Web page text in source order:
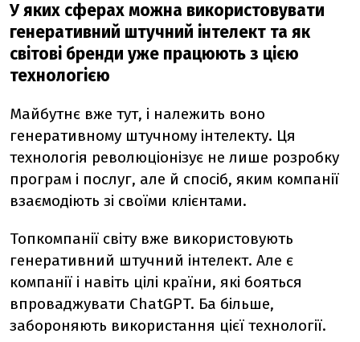
У яких сферах можна використовувати
генеративний штучний інтелект та як
світові бренди уже працюють з цією
технологією
Майбутнє вже тут, і належить воно
генеративному штучному інтелекту. Ця
технологія революціонізує не лише розробку
програм і послуг, але й спосіб, яким компанії
взаємодіють зі своїми клієнтами.
Топкомпанії світу вже використовують
генеративний штучний інтелект. Але є
компанії і навіть цілі країни, які бояться
впроваджувати ChatGPT. Ба більше,
забороняють використання цієї технології.